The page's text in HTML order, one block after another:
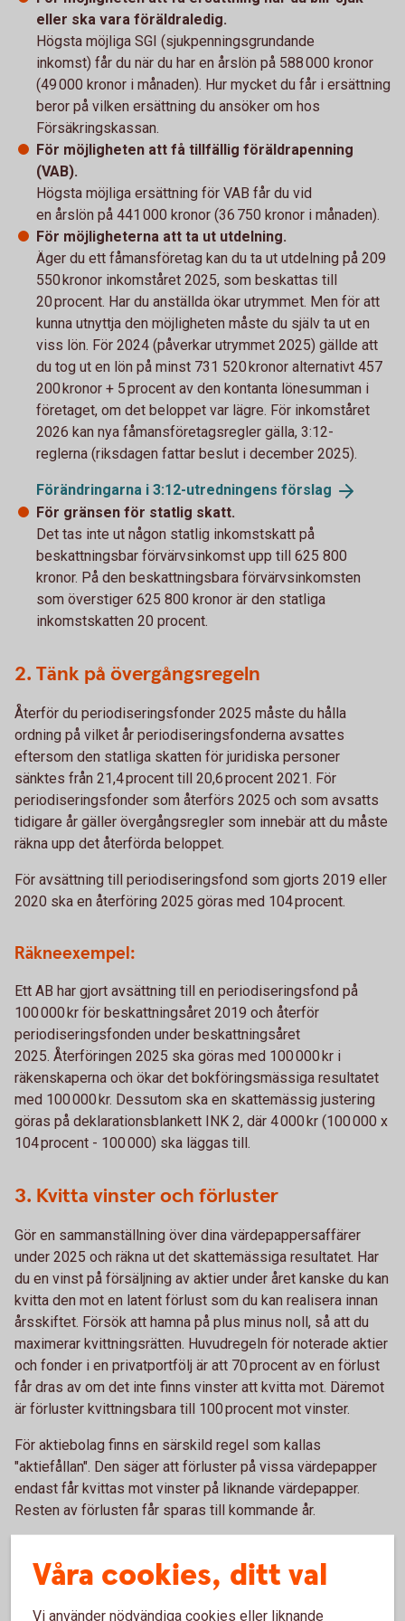
eller ska vara föräldraledig.
Högsta möjliga SGI (sjukpenningsgrundande
inkomst) får du när du har en årslön på 588 000 kronor
(49 000 kronor i månaden). Hur mycket du får i ersättning
beror på vilken ersättning du ansöker om hos
Försäkringskassan.
För möjligheten att få tillfällig föräldrapenning
(VAB).
Högsta möjliga ersättning för VAB får du vid
en årslön på 441 000 kronor (36 750 kronor i månaden).
För möjligheterna att ta ut utdelning.
Äger du ett fåmansföretag kan du ta ut utdelning på 209
550 kronor inkomståret 2025, som beskattas till
20 procent. Har du anställda ökar utrymmet. Men för att
kunna utnyttja den möjligheten måste du själv ta ut en
viss lön. För 2024 (påverkar utrymmet 2025) gällde att
du tog ut en lön på minst 731 520 kronor alternativt 457
200 kronor + 5 procent av den kontanta lönesumman i
företaget, om det beloppet var lägre. För inkomståret
2026 kan nya fåmansföretagsregler gälla, 3:12-
reglerna (riksdagen fattar beslut i december 2025).
Förändringarna i 3:12-utredningens förslag
För gränsen för statlig skatt.
Det tas inte ut någon statlig inkomstskatt på
beskattningsbar förvärvsinkomst upp till 625 800
kronor. På den beskattningsbara förvärvsinkomsten
som överstiger 625 800 kronor är den statliga
inkomstskatten 20 procent.
2. Tänk på övergångsregeln
Återför du periodiseringsfonder 2025 måste du hålla
ordning på vilket år periodiseringsfonderna avsattes
eftersom den statliga skatten för juridiska personer
sänktes från 21,4 procent till 20,6 procent 2021. För
periodiseringsfonder som återförs 2025 och som avsatts
tidigare år gäller övergångsregler som innebär att du måste
räkna upp det återförda beloppet.
För avsättning till periodiseringsfond som gjorts 2019 eller
2020 ska en återföring 2025 göras med 104 procent.
Räkneexempel:
Ett AB har gjort avsättning till en periodiseringsfond på
100 000 kr för beskattningsåret 2019 och återför
periodiseringsfonden under beskattningsåret
2025. Återföringen 2025 ska göras med 100 000 kr i
räkenskaperna och ökar det bokföringsmässiga resultatet
med 100 000 kr. Dessutom ska en skattemässig justering
göras på deklarationsblankett INK 2, där 4 000 kr (100 000 x
104 procent - 100 000) ska läggas till.
3. Kvitta vinster och förluster
Gör en sammanställning över dina värdepappersaffärer
under 2025 och räkna ut det skattemässiga resultatet. Har
du en vinst på försäljning av aktier under året kanske du kan
kvitta den mot en latent förlust som du kan realisera innan
årsskiftet. Försök att hamna på plus minus noll, så att du
maximerar kvittningsrätten. Huvudregeln för noterade aktier
och fonder i en privatportfölj är att 70 procent av en förlust
får dras av om det inte finns vinster att kvitta mot. Däremot
är förluster kvittningsbara till 100 procent mot vinster.
För aktiebolag finns en särskild regel som kallas
"aktiefållan". Den säger att förluster på vissa värdepapper
endast får kvittas mot vinster på liknande värdepapper.
Resten av förlusten får sparas till kommande år.
Om du driver enskild firma eller
handelsbolag
Våra cookies, ditt val
Vi använder nödvändiga cookies eller liknande